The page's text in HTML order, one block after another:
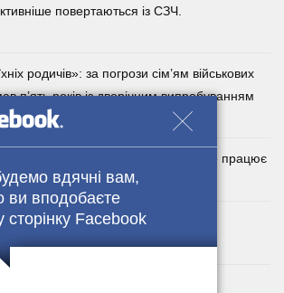
вдячні вам,
ви вподобаєте
сторінку Facebook
повертаються із СЗЧ.
родичів»: за погрози сім’ям військових
п’ять років із дворічним випробуванням
із СЗЧ через Армія+: як це працює
поле. 🌾🇺🇦
нову підозру